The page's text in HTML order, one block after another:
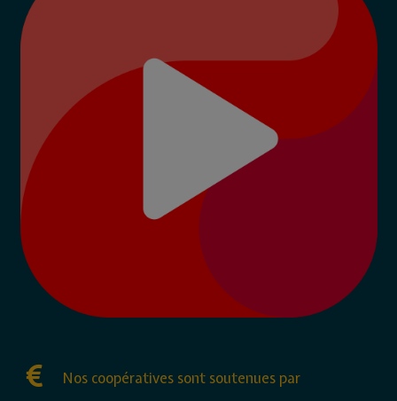
Nos coopératives sont soutenues par